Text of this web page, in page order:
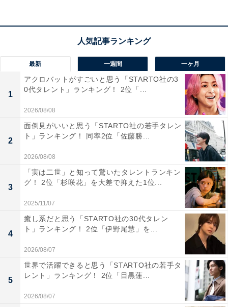
回答者からは「知名度が全国的で、どこに行っても名前
を知ってもらえていると感じる点が魅力」（50代女性／
大阪府）、「歴史があり、OB・OGも有名人が多い。特
にメディアでの露出が多い印象」（40代男性／京都
府）、「京都という土地柄と伝統的な雰囲気が合わさっ
て、品格がある大学というイメージが強い」（30代女性
※回答者からのコメントは原文ママです
次ページ 4位までのランキング結果を見る
最新 一週間 一ヶ月
1
アクロバットがすごいと思う「STARTO社の3
0代タレント」ランキング！ 2位「...
2026/08/08
2
面倒見がいいと思う「STARTO社の若手タレン
ト」ランキング！ 同率2位「佐藤勝...
2026/08/08
3
「実は二世」と知って驚いたタレントランキン
グ！ 2位「杉咲花」を大差で抑えた1位...
2025/11/07
4
癒し系だと思う「STARTO社の30代タレン
ト」ランキング！ 2位「伊野尾慧」を...
2026/08/07
5
世界で活躍できると思う「STARTO社の若手タ
レント」ランキング！ 2位「目黒蓮...
2026/08/07